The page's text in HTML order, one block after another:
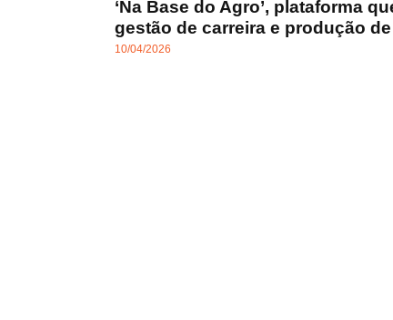
‘Na Base do Agro’, plataforma
gestão de carreira e produção
10/04/2026